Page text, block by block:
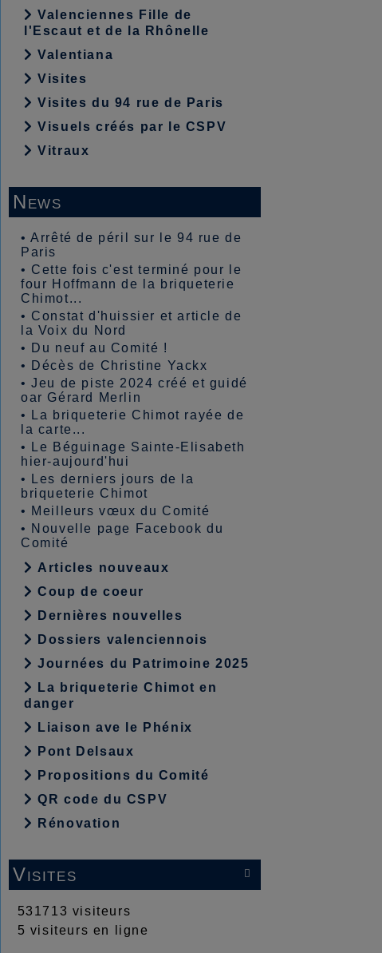
Valenciennes Fille de
l'Escaut et de la Rhônelle
Valentiana
Visites
Visites du 94 rue de Paris
Visuels créés par le CSPV
Vitraux
News
•Arrêté de péril sur le 94 rue de
Paris
• Cette fois c'est terminé pour le
four Hoffmann de la briqueterie
Chimot...
• Constat d'huissier et article de
la Voix du Nord
•
Du neuf au Comité !
•
Décès de Christine Yackx
•Jeu de piste 2024 créé et guidé
oar Gérard Merlin
•
La briqueterie Chimot rayée de
la carte...
•
Le Béguinage Sainte-Elisabeth
hier-aujourd'hui
•
Les derniers jours de la
briqueterie Chimot
• Meilleurs vœux du Comité
• Nouvelle page Facebook du
Comité
Articles nouveaux
Coup de coeur
Dernières nouvelles
Dossiers valenciennois
Journées du Patrimoine 2025
La briqueterie Chimot en
danger
Liaison ave le Phénix
Pont Delsaux
Propositions du Comité
QR code du CSPV
Rénovation

Visites
531713 visiteurs
5 visiteurs en ligne